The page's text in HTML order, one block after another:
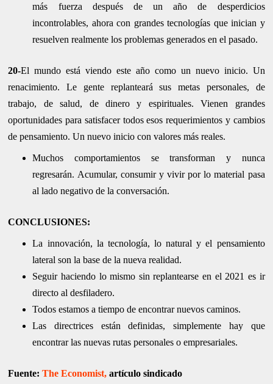
más fuerza después de un año de desperdicios
incontrolables, ahora con grandes tecnologías que inician y
resuelven realmente los problemas generados en el pasado.
20-El mundo está viendo este año como un nuevo inicio. Un
renacimiento. Le gente replanteará sus metas personales, de
trabajo, de salud, de dinero y espirituales. Vienen grandes
oportunidades para satisfacer todos esos requerimientos y cambios
de pensamiento. Un nuevo inicio con valores más reales.
Muchos comportamientos se transforman y nunca
regresarán. Acumular, consumir y vivir por lo material pasa
al lado negativo de la conversación.
CONCLUSIONES:
La innovación, la tecnología, lo natural y el pensamiento
lateral son la base de la nueva realidad.
Seguir haciendo lo mismo sin replantearse en el 2021 es ir
directo al desfiladero.
Todos estamos a tiempo de encontrar nuevos caminos.
Las directrices están definidas, simplemente hay que
encontrar las nuevas rutas personales o empresariales.
Fuente:The Economist, artículo sindicado